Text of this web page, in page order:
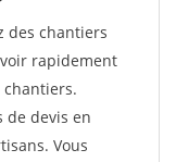
des chantiers
rapidement
de devis en
Vous